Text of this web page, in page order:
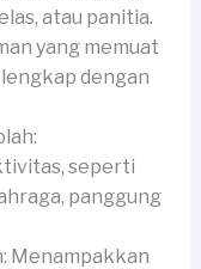
atau panitia.
yang memuat
dengan
seperti
panggung
Menampakkan